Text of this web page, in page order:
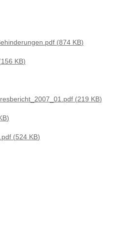
874 KB
156 KB
219 KB
524 KB